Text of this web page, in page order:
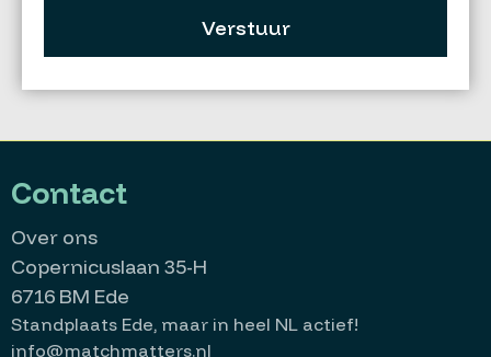
Verstuur
Contact
Over ons
Copernicuslaan 35-H
6716 BM Ede
Standplaats Ede, maar in heel NL actief!
info@matchmatters.nl